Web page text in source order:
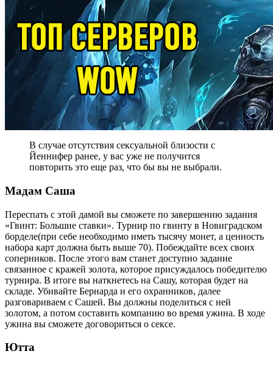
В случае отсутствия сексуальной близости с
Йеннифер ранее, у вас уже не получится
повторить это еще раз, что бы вы не выбрали.
Мадам Саша
Переспать с этой дамой вы сможете по завершению задания
«Гвинт: Большие ставки». Турнир по гвинту в Новиградском
борделе(при себе необходимо иметь тысячу монет, а ценность
набора карт должна быть выше 70). Побеждайте всех своих
соперников. После этого вам станет доступно задание
связанное с кражей золота, которое присуждалось победителю
турнира. В итоге вы наткнетесь на Сашу, которая будет на
складе. Убивайте Бернарда и его охранников, далее
разговариваем с Сашей. Вы должны поделиться с ней
золотом, а потом составить компанию во время ужина. В ходе
ужина вы сможете договориться о сексе.
Ютта